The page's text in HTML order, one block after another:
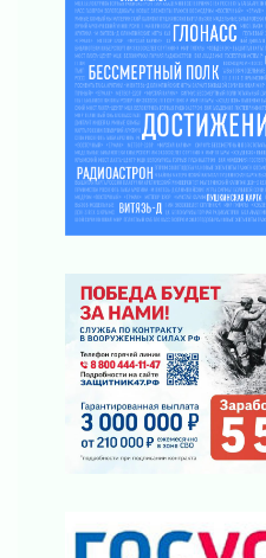
Пропавшего
районе Ленобласти
02 августа 2026
Жителям Ленобласти
действовать при
02 августа 2026
В Ивангороде
граждан
02 августа 2026
Готовность №1
02 августа 2026
Километровые
отправили на
02 августа 2026
Ленобласть внедрила
операторов БПЛА
02 августа 2026
02 августа 2026